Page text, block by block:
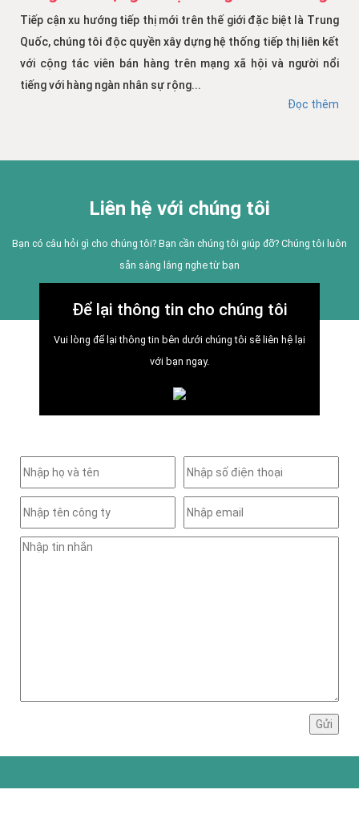
Tiếp cận xu hướng tiếp thị mới trên thế giới đặc biệt là Trung
Quốc, chúng tôi độc quyền xây dựng hệ thống tiếp thị liên kết
với cộng tác viên bán hàng trên mạng xã hội và người nổi
tiếng với hàng ngàn nhân sự rộng...
Đọc thêm
Liên hệ với chúng tôi
Bạn có câu hỏi gì cho chúng tôi? Bạn cần chúng tôi giúp đỡ? Chúng tôi luôn
sẵn sàng lắng nghe từ bạn
Để lại thông tin cho chúng tôi
Vui lòng để lại thông tin bên dưới chúng tôi sẽ liên hệ lại
với bạn ngay.